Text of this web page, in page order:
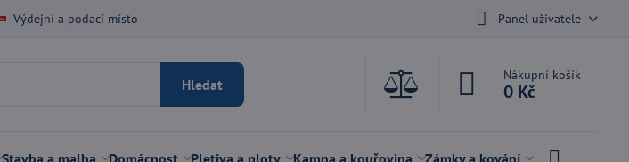
Výdejní a podací místo Panel uživatele
Hledat
Nákupní košík
0 Kč
Stavba a malba Domácnost Pletiva a ploty Kamna a kouřovina Zámky a kování